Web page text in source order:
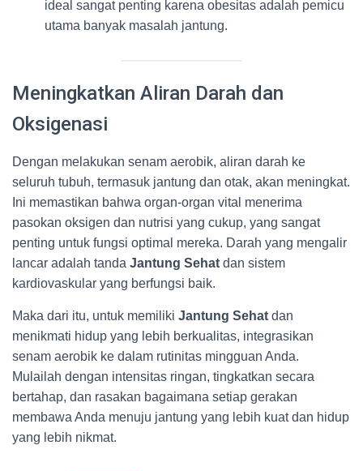
ideal sangat penting karena obesitas adalah pemicu
utama banyak masalah jantung.
Meningkatkan Aliran Darah dan
Oksigenasi
Dengan melakukan senam aerobik, aliran darah ke
seluruh tubuh, termasuk jantung dan otak, akan meningkat.
Ini memastikan bahwa organ-organ vital menerima
pasokan oksigen dan nutrisi yang cukup, yang sangat
penting untuk fungsi optimal mereka. Darah yang mengalir
lancar adalah tanda Jantung Sehat dan sistem
kardiovaskular yang berfungsi baik.
Maka dari itu, untuk memiliki Jantung Sehat dan
menikmati hidup yang lebih berkualitas, integrasikan
senam aerobik ke dalam rutinitas mingguan Anda.
Mulailah dengan intensitas ringan, tingkatkan secara
bertahap, dan rasakan bagaimana setiap gerakan
membawa Anda menuju jantung yang lebih kuat dan hidup
yang lebih nikmat.